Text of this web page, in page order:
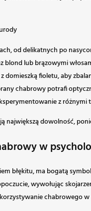
od delikatnych po
blond lub brązowymi
domieszką fioletu, aby
chabrowy potrafi
z różnymi
największą dowolność,
w
błękitu, ma bogatą
wywołując
chabrowego